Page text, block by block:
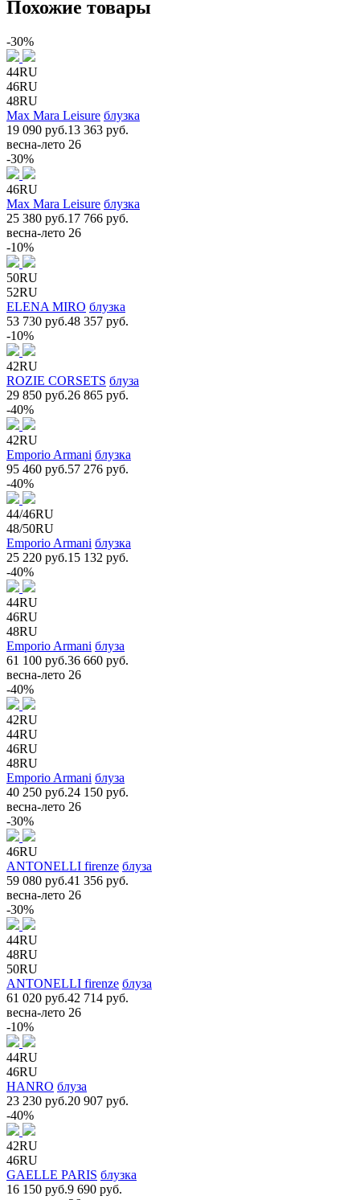
Похожие товары
-30%
44RU
46RU
48RU
Max Mara Leisure блузка
19 090 руб.13 363 руб.
весна-лето 26
-30%
46RU
Max Mara Leisure блузка
25 380 руб.17 766 руб.
весна-лето 26
-10%
50RU
52RU
ELENA MIRO блузка
53 730 руб.48 357 руб.
-10%
42RU
ROZIE CORSETS блуза
29 850 руб.26 865 руб.
-40%
42RU
Emporio Armani блузка
95 460 руб.57 276 руб.
-40%
44/46RU
48/50RU
Emporio Armani блузка
25 220 руб.15 132 руб.
-40%
44RU
46RU
48RU
Emporio Armani блуза
61 100 руб.36 660 руб.
весна-лето 26
-40%
42RU
44RU
46RU
48RU
Emporio Armani блуза
40 250 руб.24 150 руб.
весна-лето 26
-30%
46RU
ANTONELLI firenze блуза
59 080 руб.41 356 руб.
весна-лето 26
-30%
44RU
48RU
50RU
ANTONELLI firenze блуза
61 020 руб.42 714 руб.
весна-лето 26
-10%
44RU
46RU
HANRO блуза
23 230 руб.20 907 руб.
-40%
42RU
46RU
GAELLE PARIS блузка
16 150 руб.9 690 руб.